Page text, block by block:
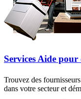
Services Aide pour
Trouvez des
dans votre secteur et